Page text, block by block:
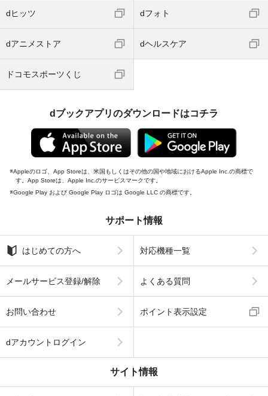
dヒッツ dフォト
dアニメストア dヘルスケア
ドコモスポーツくじ
dブックアプリのダウンロードはコチラ
Appleのロゴ、App Storeは、米国もしくはその他の国や地域におけるApple Inc.の商標で
す。App Storeは、Apple Inc.のサービスマークです。
Google Play および Google Play ロゴは Google LLC の商標です。
サポート情報
はじめての方へ 対応機種一覧
メールサービス登録/解除 よくある質問
お問い合わせ ポイント表示設定
dアカウントログイン
サイト情報